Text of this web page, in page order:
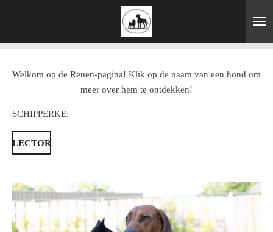
naar
hoofdinhoud
Welkom op de Reuen-pagina! Klik op de naam van een hond om
meer over hem te ontdekken!
SCHIPPERKE:
LECTOR